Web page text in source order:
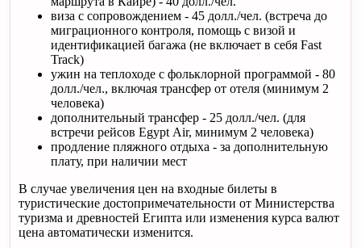
виза с сопровождением - 45 долл./чел. (встреча до
миграционного контроля, помощь с визой и
идентификацией багажа (не включает в себя Fast
Track)
ужин на теплоходе с фольклорной программой - 80
долл./чел., включая трансфер от отеля (минимум 2
человека)
дополнительный трансфер - 25 долл./чел. (для
встречи рейсов Egypt Air, минимум 2 человека)
продление пляжного отдыха - за дополнительную
плату, при наличии мест
В случае увеличения цен на входные билеты в
туристические достопримечательности от Министерства
туризма и древностей Египта или изменения курса валют
цена автоматически изменится.